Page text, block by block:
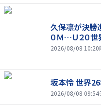
久保凛が決勝
０Ｍ…Ｕ２０
2026/08/08 10:20
坂本怜 世界
2026/08/08 09:54